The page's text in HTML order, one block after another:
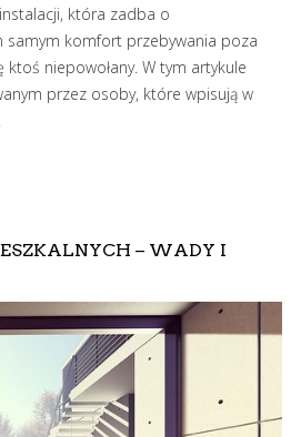
która zadba o
samym komfort przebywania poza
niepowołany. W tym artykule
przez osoby, które wpisują w
– WADY I